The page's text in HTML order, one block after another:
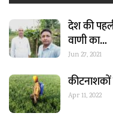
देश की
वाणी का…
Jun 27, 2021
कीटनाशकों
Apr 11, 2022